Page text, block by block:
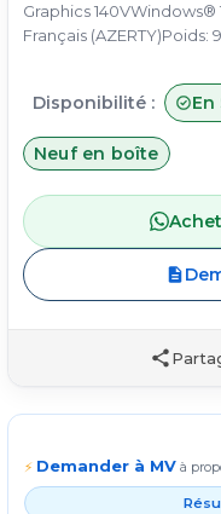
Graphics 140VWindows®
Français (AZERTY)Poids:
Disponibilité : En
Neuf en boîte
⚡ Demander à MV à